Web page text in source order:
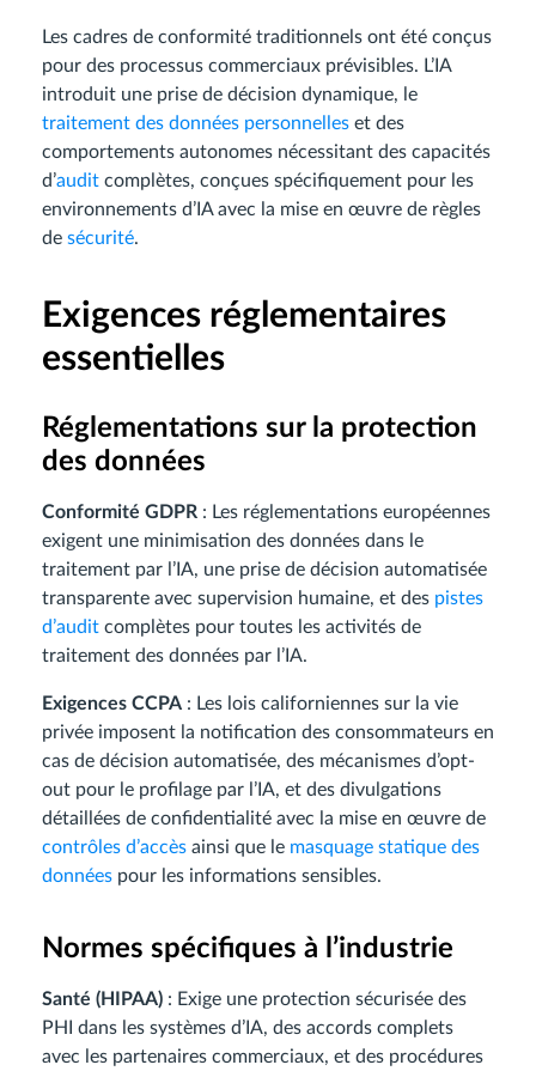
Les cadres de conformité traditionnels ont été conçus
pour des processus commerciaux prévisibles. L’IA
introduit une prise de décision dynamique, le
traitement des données personnelles et des
comportements autonomes nécessitant des capacités
d’audit complètes, conçues spécifiquement pour les
environnements d’IA avec la mise en œuvre de règles
de sécurité.
Exigences réglementaires
essentielles
Réglementations sur la protection
des données
Conformité GDPR : Les réglementations européennes
exigent une minimisation des données dans le
traitement par l’IA, une prise de décision automatisée
transparente avec supervision humaine, et des pistes
d’audit complètes pour toutes les activités de
traitement des données par l’IA.
Exigences CCPA : Les lois californiennes sur la vie
privée imposent la notification des consommateurs en
cas de décision automatisée, des mécanismes d’opt-
out pour le profilage par l’IA, et des divulgations
détaillées de confidentialité avec la mise en œuvre de
contrôles d’accès ainsi que le masquage statique des
données pour les informations sensibles.
Normes spécifiques à l’industrie
Santé (HIPAA) : Exige une protection sécurisée des
PHI dans les systèmes d’IA, des accords complets
avec les partenaires commerciaux, et des procédures